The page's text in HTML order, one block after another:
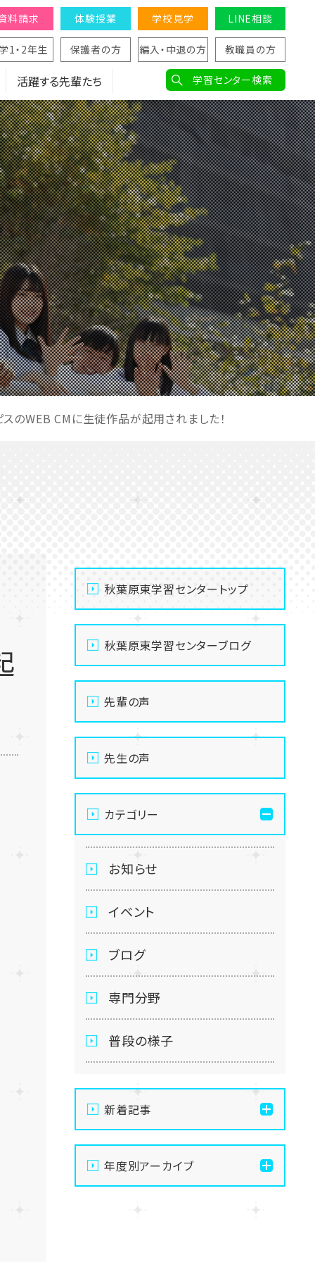
活躍する先輩たち
料請求 体験授業 学校見学 LINE相談
1・2年生 保護者の方 編入・中退の方 教職員の方
学習センター検索
スのWEB CMに生徒作品が起用されました！
秋葉原東学習センタートップ
秋葉原東学習センターブログ
先輩の声
先生の声
カテゴリー
お知らせ
イベント
ブログ
専門分野
普段の様子
新着記事
【秋葉原東/秋葉原第二】🌟
🌟BIGニュース🌟🌟
STAGE:0 VALORANT オン
年度別アーカイブ